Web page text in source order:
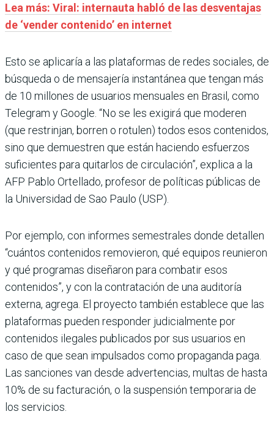
Lea más: Viral: internauta habló de las desventajas
de ‘vender contenido’ en internet
Esto se aplicaría a las plataformas de redes sociales, de
búsqueda o de mensajería instantánea que tengan más
de 10 millones de usuarios mensuales en Brasil, como
Telegram y Google. “No se les exigirá que moderen
(que restrinjan, borren o rotulen) todos esos contenidos,
sino que demuestren que están haciendo esfuerzos
suficientes para quitarlos de circulación”, explica a la
AFP Pablo Ortellado, profesor de políticas públicas de
la Universidad de Sao Paulo (USP).
Por ejemplo, con informes semestrales donde detallen
“cuántos contenidos removieron, qué equipos reunieron
y qué programas diseñaron para combatir esos
contenidos”, y con la contratación de una auditoría
externa, agrega. El proyecto también establece que las
plataformas pueden responder judicialmente por
contenidos ilegales publicados por sus usuarios en
caso de que sean impulsados como propaganda paga.
Las sanciones van desde advertencias, multas de hasta
10% de su facturación, o la suspensión temporaria de
los servicios.